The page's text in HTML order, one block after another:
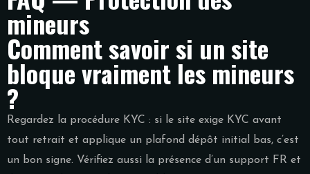
mineurs
Comment savoir si un site
bloque vraiment les mineurs
?
Regardez la procédure KYC : si le site exige KYC avant
tout retrait et applique un plafond dépôt initial bas, c’est
un bon signe. Vérifiez aussi la présence d’un support FR et